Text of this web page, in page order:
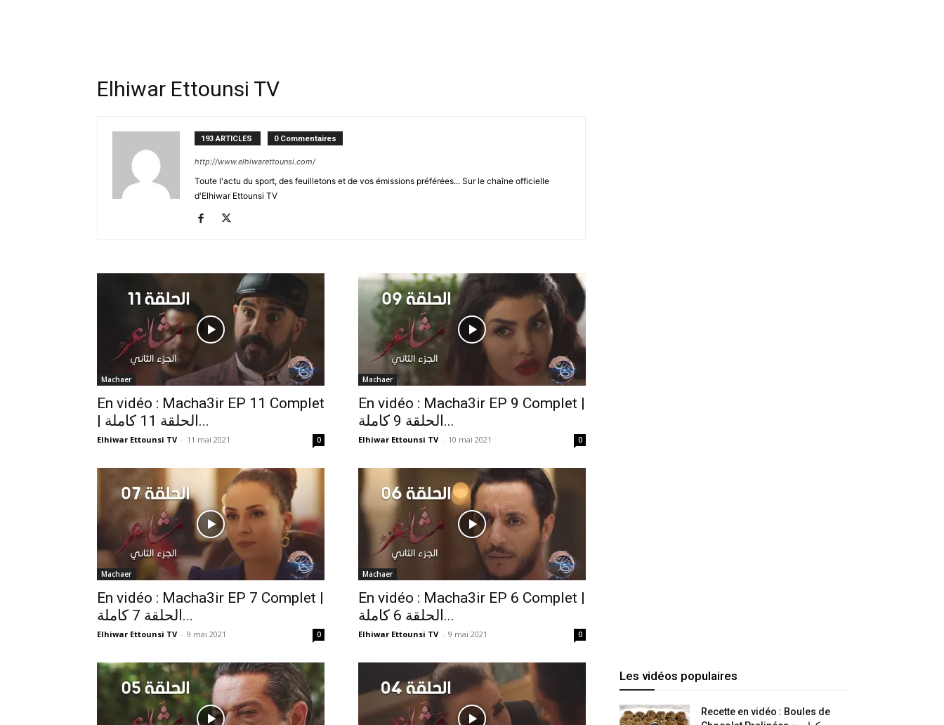
SnapTube
Elhiwar Ettounsi TV
193 ARTICLES 0 Commentaires
http://www.elhiwarettounsi.com/
Toute l'actu du sport, des feuilletons et de vos émissions préférées... Sur le chaîne officielle
d'Elhiwar Ettounsi TV
Machaer
En vidéo : Macha3ir EP 11 Complet
| الحلقة 11 كاملة...
Elhiwar Ettounsi TV - 11 mai 2021 0
Machaer
En vidéo : Macha3ir EP 9 Complet |
الحلقة 9 كاملة...
Elhiwar Ettounsi TV - 10 mai 2021 0
Machaer
En vidéo : Macha3ir EP 7 Complet |
الحلقة 7 كاملة...
Elhiwar Ettounsi TV - 9 mai 2021 0
Machaer
En vidéo : Macha3ir EP 6 Complet |
الحلقة 6 كاملة...
Elhiwar Ettounsi TV - 9 mai 2021 0
Les vidéos populaires
Recette en vidéo : Boules de